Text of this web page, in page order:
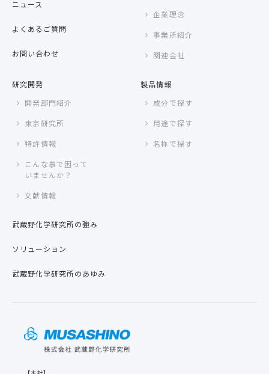
ニュース
よくあるご質問
お問い合わせ
企業理念
事業所紹介
関連会社
研究開発
開発部門紹介
東京研究所
特許情報
こんな事で困って
いませんか？
文献情報
製品情報
成分で探す
用途で探す
名称で探す
武蔵野化学研究所の強み
ソリューション
武蔵野化学研究所のあゆみ